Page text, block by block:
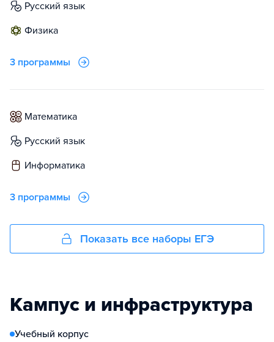
русский язык
физика
3 программы
математика
русский язык
информатика
3 программы
Показать все наборы ЕГЭ
Кампус и инфраструктура
Учебный корпус